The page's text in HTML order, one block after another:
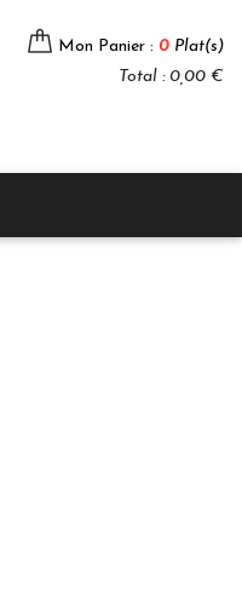
Mon Panier : 0 Plat(s)
Total : 0,00 €